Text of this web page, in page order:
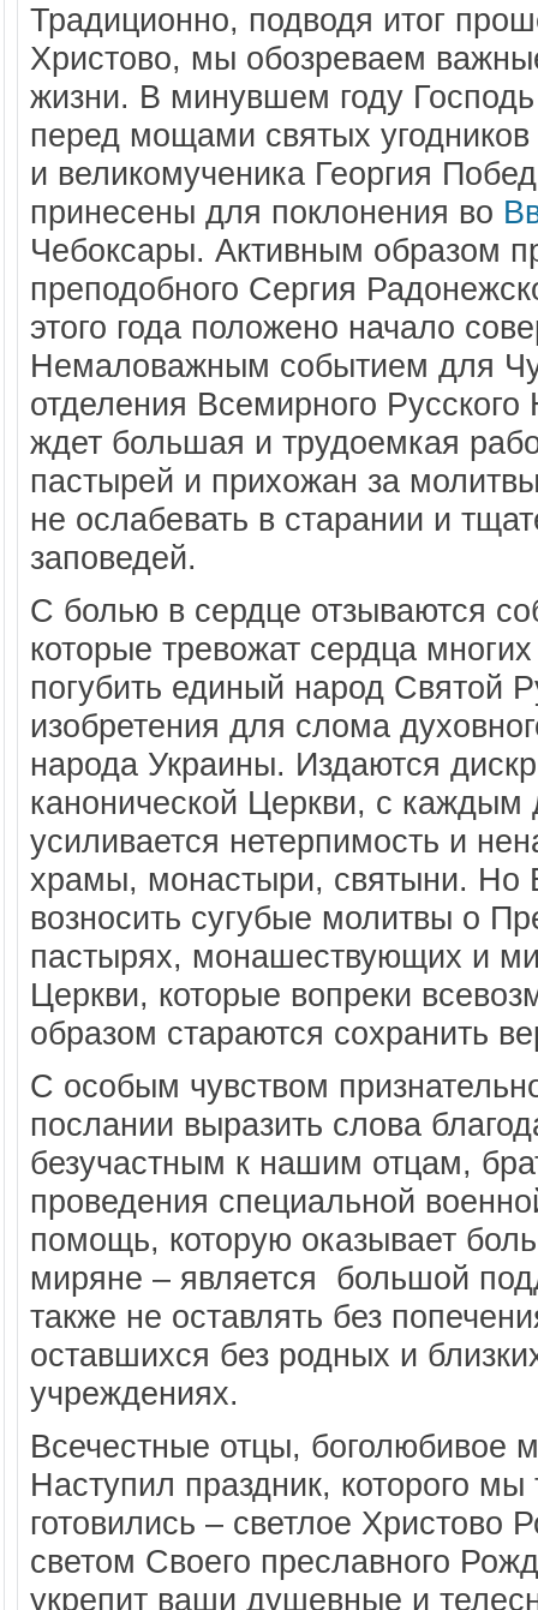
Традиционно, подводя итог
Христово, мы обозреваем
жизни. В минувшем году
перед мощами святых
и великомученика Георгия
принесены для поклонения во
Чебоксары. Активным образом
преподобного Сергия
этого года положено начало
Немаловажным событием для
отделения Всемирного
ждет большая и трудоемкая
пастырей и прихожан за
не ослабевать в старании и
заповедей.
С болью в сердце отзываются
которые тревожат сердца
погубить единый народ Святой
изобретения для слома
народа Украины. Издаются
канонической Церкви, с каждым
усиливается нетерпимость и
храмы, монастыри, святыни. Но
возносить сугубые молитвы о
пастырях, монашествующих и
Церкви, которые вопреки
образом стараются сохранить
С особым чувством
послании выразить слова
безучастным к нашим отцам,
проведения специальной
помощь, которую оказывает
миряне – является большой
также не оставлять без
оставшихся без родных и
учреждениях.
Всечестные отцы, боголюбивое
Наступил праздник, которого
готовились – светлое
светом Своего преславного
укрепит ваши душевные и